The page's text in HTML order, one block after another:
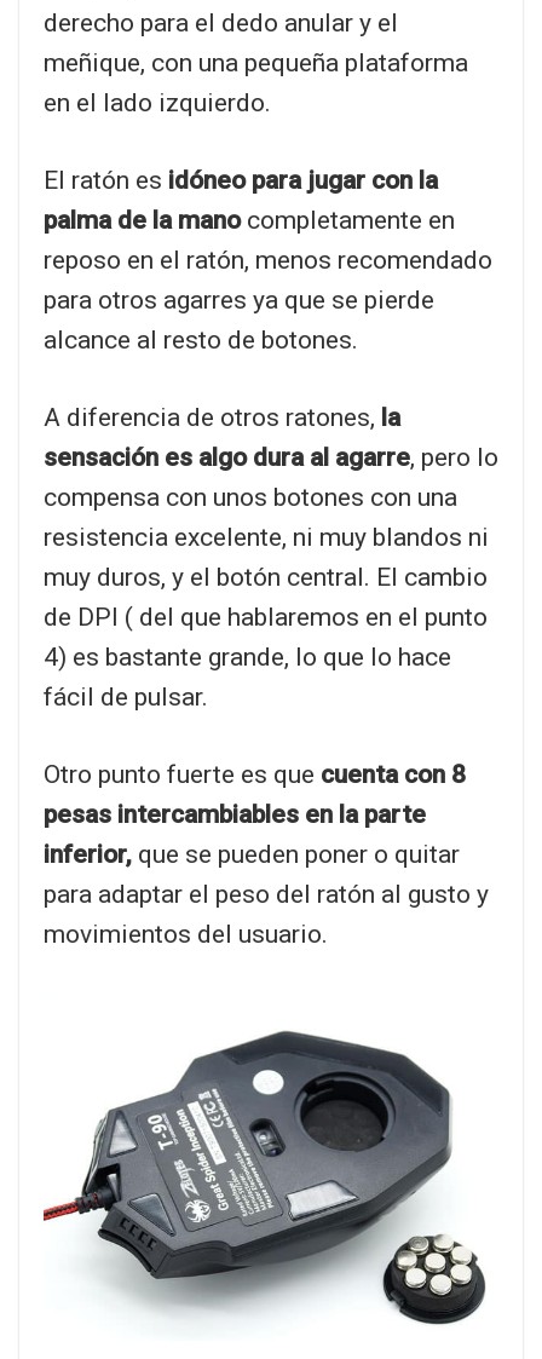
derecho para el dedo anular y el
meñique, con una pequeña plataforma
en el lado izquierdo.
El ratón es idóneo para jugar con la
palma de la manocompletamente en
reposo en el ratón, menos recomendado
para otros agarres ya que se pierde
alcance al resto de botones.
A diferencia de otros ratones, la
sensación es algo dura al agarre, pero lo
compensa con unos botones con una
resistencia excelente, ni muy blandos ni
muy duros, y el botón central. El cambio
de DPI ( del que hablaremos en el punto
4) es bastante grande, lo que lo hace
fácil de pulsar.
Otro punto fuerte es que cuenta con 8
pesas intercambiables en la parte
inferior, que se pueden poner o quitar
para adaptar el peso del ratón al gusto y
movimientos del usuario.